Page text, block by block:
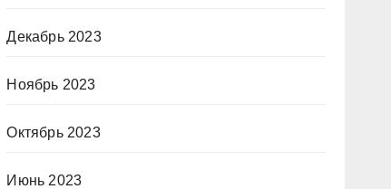
Декабрь 2023
Ноябрь 2023
Октябрь 2023
Июнь 2023